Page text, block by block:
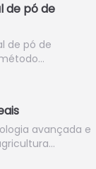
de pó de
de pó de
avançada e